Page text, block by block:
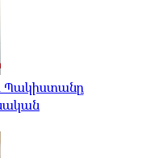
Պակիստանը